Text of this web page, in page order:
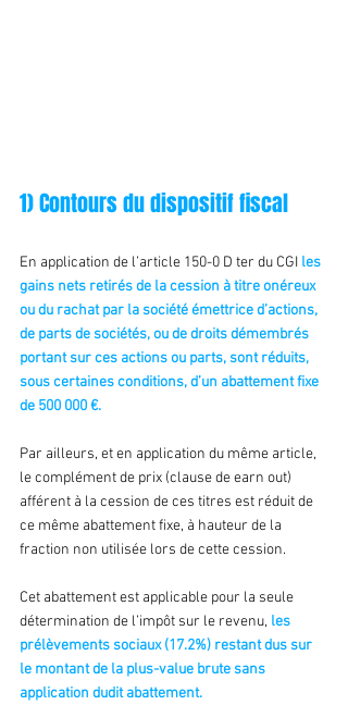
1) Contours du dispositif fiscal
En application de l’article 150-0 D ter du CGI les
gains nets retirés de la cession à titre onéreux
ou du rachat par la société émettrice d’actions,
de parts de sociétés, ou de droits démembrés
portant sur ces actions ou parts, sont réduits,
sous certaines conditions, d’un abattement fixe
de 500 000 €.
Par ailleurs, et en application du même article,
le complément de prix (clause de earn out)
afférent à la cession de ces titres est réduit de
ce même abattement fixe, à hauteur de la
fraction non utilisée lors de cette cession.
Cet abattement est applicable pour la seule
détermination de l’impôt sur le revenu, les
prélèvements sociaux (17.2%) restant dus sur
le montant de la plus-value brute sans
application dudit abattement.